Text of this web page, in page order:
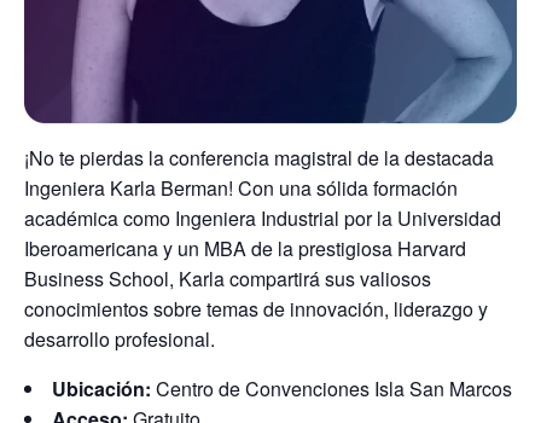
¡No te pierdas la conferencia magistral de la destacada
Ingeniera Karla Berman! Con una sólida formación
académica como Ingeniera Industrial por la Universidad
Iberoamericana y un MBA de la prestigiosa Harvard
Business School, Karla compartirá sus valiosos
conocimientos sobre temas de innovación, liderazgo y
desarrollo profesional.
Ubicación: Centro de Convenciones Isla San Marcos